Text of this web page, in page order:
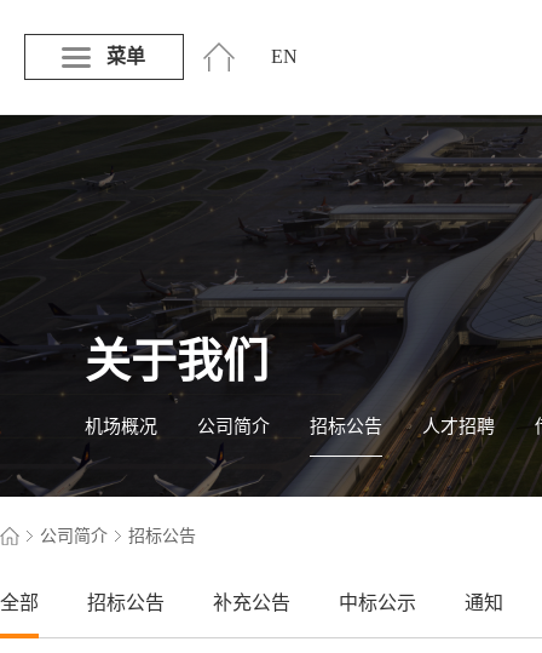
菜单 EN
关于我们
机场概况 公司简介 招标公告 人才招聘
公司简介 招标公告
全部 招标公告 补充公告 中标公示 通知